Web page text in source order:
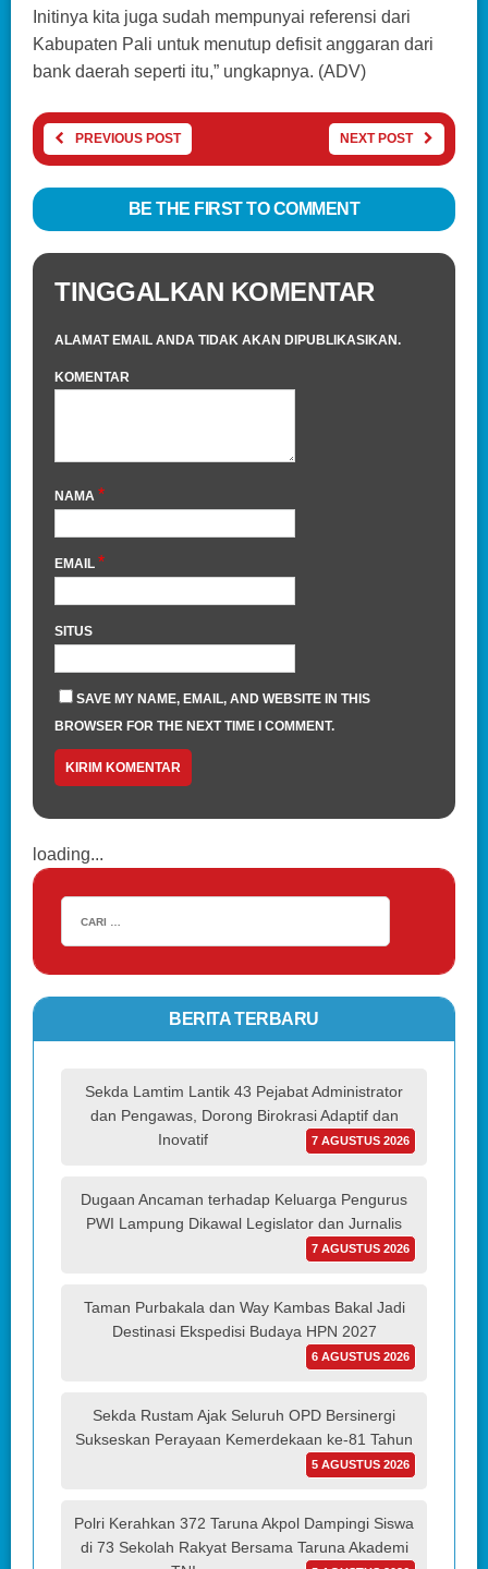
Initinya kita juga sudah mempunyai referensi dari
Kabupaten Pali untuk menutup defisit anggaran dari
bank daerah seperti itu,” ungkapnya. (ADV)
PREVIOUS POST NEXT POST
BE THE FIRST TO COMMENT
TINGGALKAN KOMENTAR
ALAMAT EMAIL ANDA TIDAK AKAN DIPUBLIKASIKAN.
KOMENTAR
NAMA *
EMAIL *
SITUS
SAVE MY NAME, EMAIL, AND WEBSITE IN THIS
BROWSER FOR THE NEXT TIME I COMMENT.
loading...
BERITA TERBARU
Sekda Lamtim Lantik 43 Pejabat Administrator
dan Pengawas, Dorong Birokrasi Adaptif dan
Inovatif
7 AGUSTUS 2026
Dugaan Ancaman terhadap Keluarga Pengurus
PWI Lampung Dikawal Legislator dan Jurnalis
7 AGUSTUS 2026
Taman Purbakala dan Way Kambas Bakal Jadi
Destinasi Ekspedisi Budaya HPN 2027
6 AGUSTUS 2026
Sekda Rustam Ajak Seluruh OPD Bersinergi
Sukseskan Perayaan Kemerdekaan ke-81 Tahun
5 AGUSTUS 2026
Polri Kerahkan 372 Taruna Akpol Dampingi Siswa
di 73 Sekolah Rakyat Bersama Taruna Akademi